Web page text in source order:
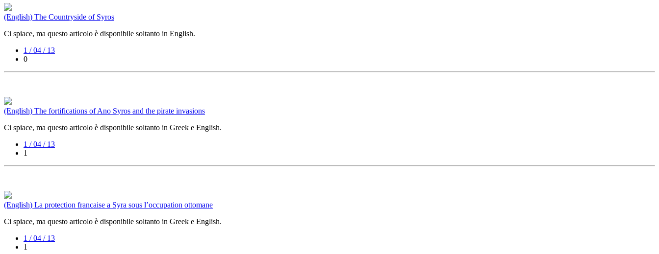
(English) The Countryside of Syros
Ci spiace, ma questo articolo è disponibile soltanto in English.
1 / 04 / 13
0
(English) The fortifications of Ano Syros and the pirate invasions
Ci spiace, ma questo articolo è disponibile soltanto in Greek e English.
1 / 04 / 13
1
(English) La protection francaise a Syra sous l’occupation ottomane
Ci spiace, ma questo articolo è disponibile soltanto in Greek e English.
1 / 04 / 13
1